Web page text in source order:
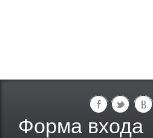
Форма входа